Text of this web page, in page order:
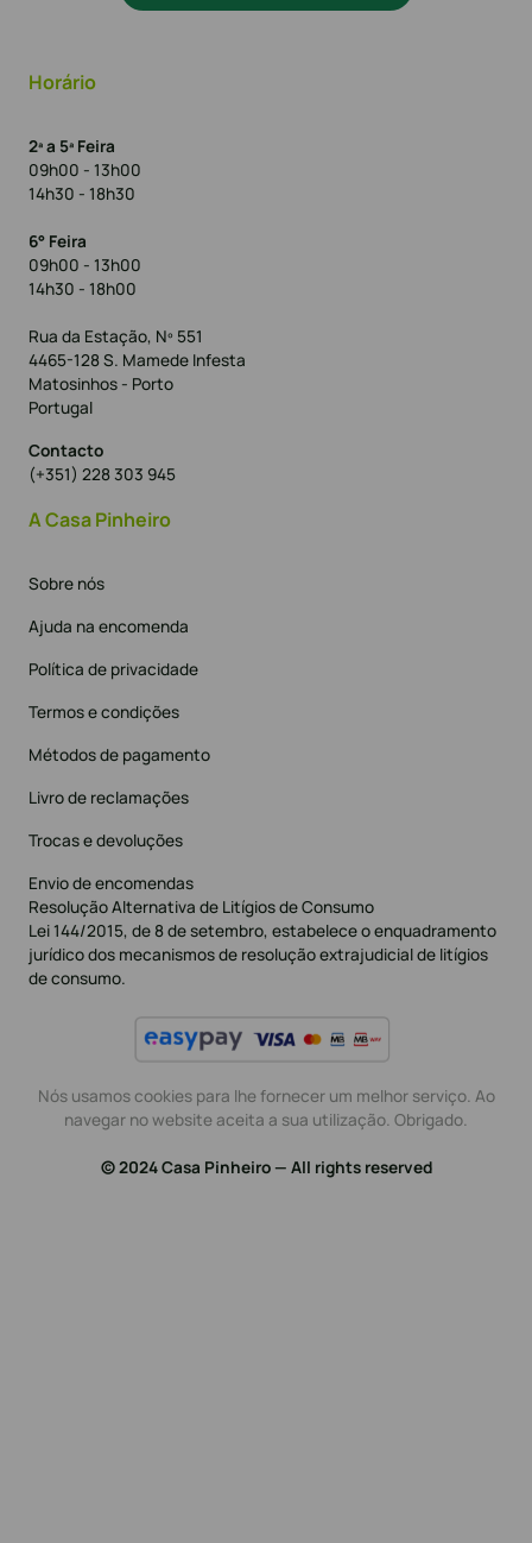
Horário
2ª a 5ª Feira
09h00 - 13h00
14h30 - 18h30
6° Feira
09h00 - 13h00
14h30 - 18h00
Rua da Estação, Nº 551
4465-128 S. Mamede Infesta
Matosinhos - Porto
Portugal
Contacto
(+351) 228 303 945
A Casa Pinheiro
Sobre nós
Ajuda na encomenda
Política de privacidade
Termos e condições
Métodos de pagamento
Livro de reclamações
Trocas e devoluções
Envio de encomendas
Resolução Alternativa de Litígios de Consumo
Lei 144/2015, de 8 de setembro, estabelece o enquadramento
jurídico dos mecanismos de resolução extrajudicial de litígios
de consumo.
Nós usamos cookies para lhe fornecer um melhor serviço. Ao
navegar no website aceita a sua utilização. Obrigado.
© 2024 Casa Pinheiro — All rights reserved